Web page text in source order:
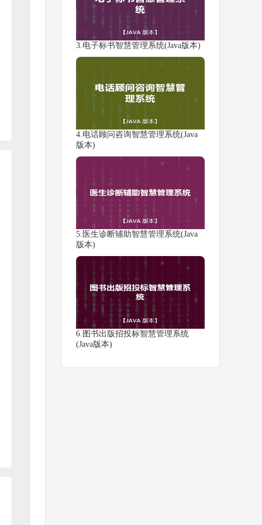
3.电子标书智慧管理系统(Java版本)
4.电话顾问咨询智慧管理系统(Java
版本)
5.医生诊断辅助智慧管理系统(Java
版本)
6.图书出版招投标智慧管理系统
(Java版本)